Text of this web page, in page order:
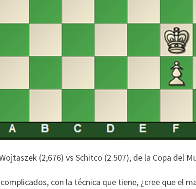
(2,676) vs Schitco (2.507), de la Copa del
con la técnica que tiene, ¿cree que el